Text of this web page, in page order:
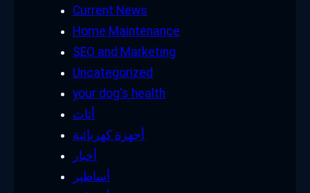
Current News
Home Maintenance
SEO and Marketing
Uncategorized
your dog's health
أثاث
أجهزة كهربائية
أخبار
أساطير